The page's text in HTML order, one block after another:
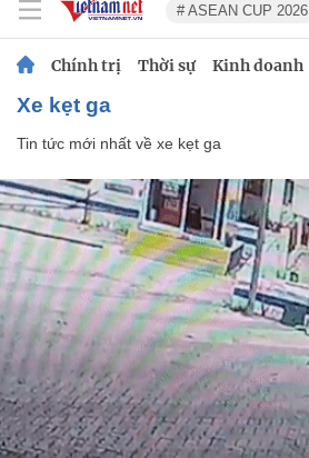
# ASEAN CUP 2026
Chính trị Thời sự Kinh doanh
xe kẹt ga
Tin tức mới nhất về xe kẹt ga